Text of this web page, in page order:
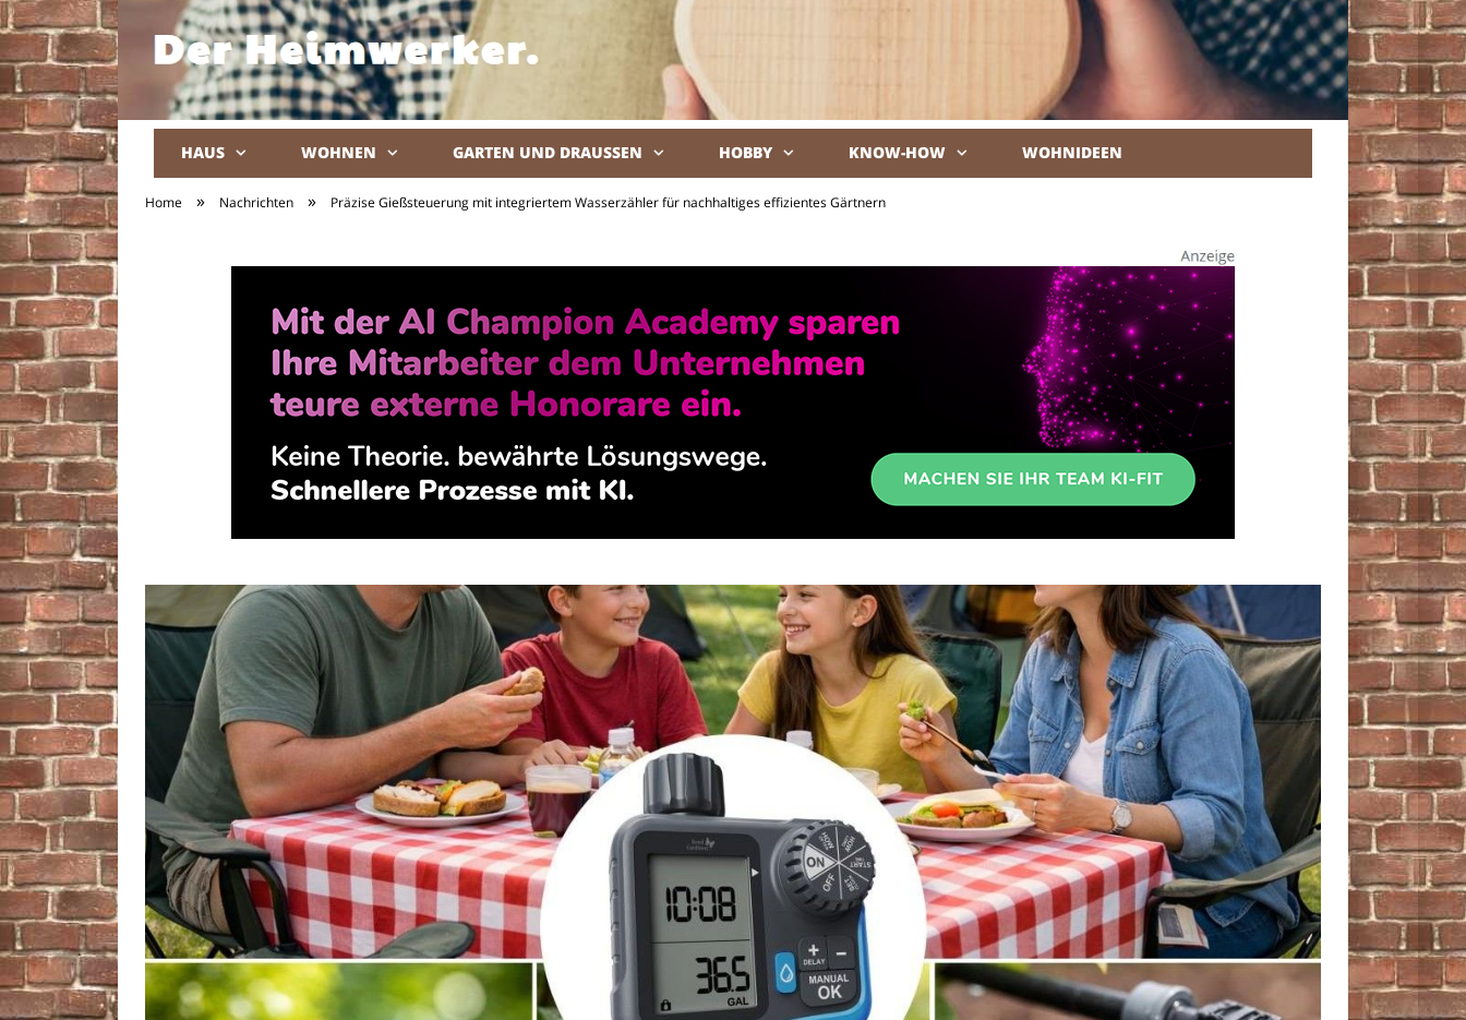
HAUS WOHNEN GARTEN UND DRAUSSEN HOBBY KNOW-HOW WOHNIDEEN
Home » Nachrichten » Präzise Gießsteuerung mit integriertem Wasserzähler für nachhaltiges effizientes Gärtnern